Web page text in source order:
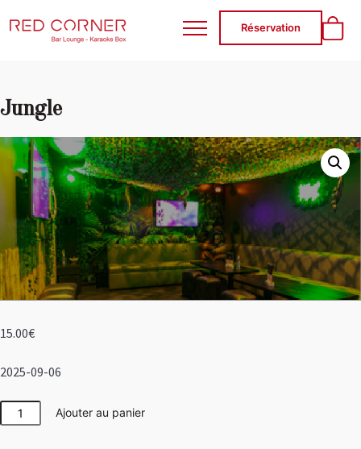
RED CORNER
Réservation
Jungle
15.00€
2025-09-06
quantité
de
Ajouter au panier